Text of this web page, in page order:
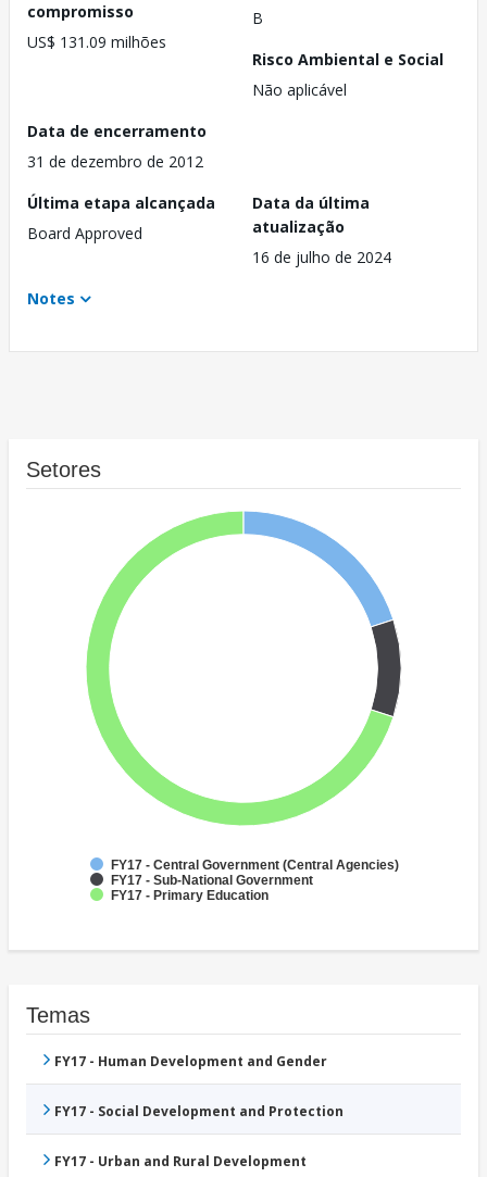
compromisso
US$ 131.09 milhões
B
Risco Ambiental e Social
Não aplicável
Data de encerramento
31 de dezembro de 2012
Última etapa alcançada
Board Approved
Data da última
atualização
16 de julho de 2024
Notes
Setores
FY17 - Central Government (Central Agencies)
FY17 - Sub-National Government
FY17 - Primary Education
Temas
FY17 - Human Development and Gender
FY17 - Social Development and Protection
FY17 - Urban and Rural Development